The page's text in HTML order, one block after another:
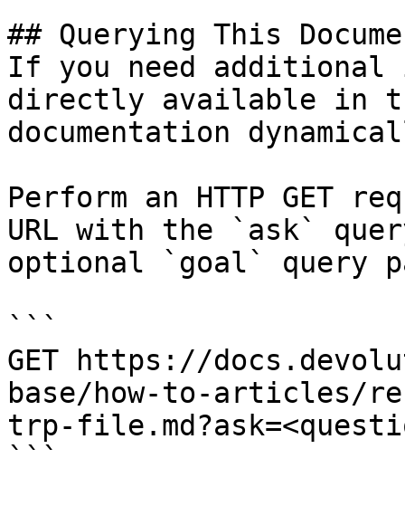
## Querying This
If you need
directly available in
documentation
Perform an HTTP GET
URL with the `ask`
optional `goal` query
```
GET https://
base/how-to-articles/
trp-
```